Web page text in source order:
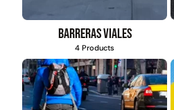
Barreras viales
4 Products